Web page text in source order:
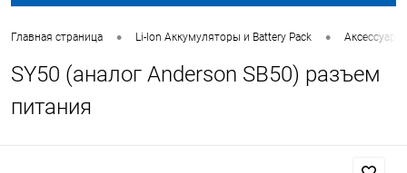
Главная страница • Li-Ion Аккумуляторы и Battery Pack • Аксессуары
SY50 (аналог Anderson SB50) разъем
питания